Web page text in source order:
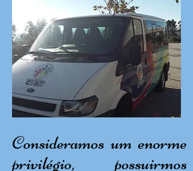
Consideramos um enorme
privilégio, possuirmos